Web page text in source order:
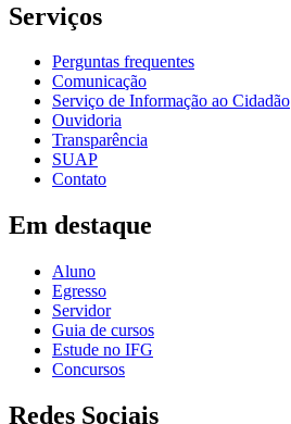
Serviços
Perguntas frequentes
Comunicação
Serviço de Informação ao Cidadão
Ouvidoria
Transparência
SUAP
Contato
Em destaque
Aluno
Egresso
Servidor
Guia de cursos
Estude no IFG
Concursos
Redes Sociais